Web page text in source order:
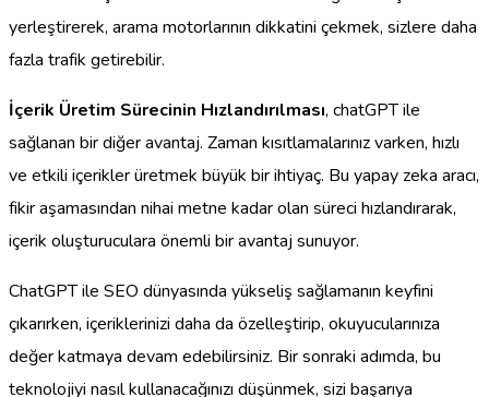
yerleştirerek, arama motorlarının dikkatini çekmek, sizlere daha
fazla trafik getirebilir.
İçerik Üretim Sürecinin Hızlandırılması, chatGPT ile
sağlanan bir diğer avantaj. Zaman kısıtlamalarınız varken, hızlı
ve etkili içerikler üretmek büyük bir ihtiyaç. Bu yapay zeka aracı,
fikir aşamasından nihai metne kadar olan süreci hızlandırarak,
içerik oluşturuculara önemli bir avantaj sunuyor.
ChatGPT ile SEO dünyasında yükseliş sağlamanın keyfini
çıkarırken, içeriklerinizi daha da özelleştirip, okuyucularınıza
değer katmaya devam edebilirsiniz. Bir sonraki adımda, bu
teknolojiyi nasıl kullanacağınızı düşünmek, sizi başarıya